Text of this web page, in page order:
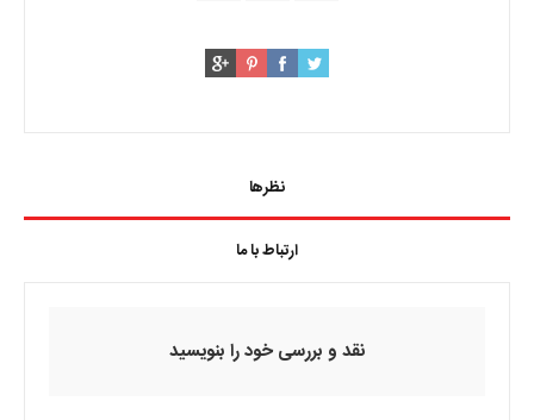
نظرها
ارتباط با ما
نقد و بررسی خود را بنویسید